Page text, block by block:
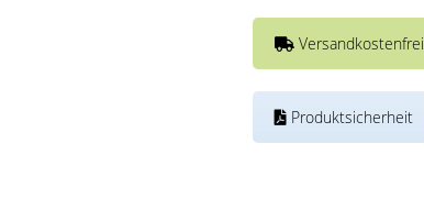
Versandkostenfrei
Produktsicherheit